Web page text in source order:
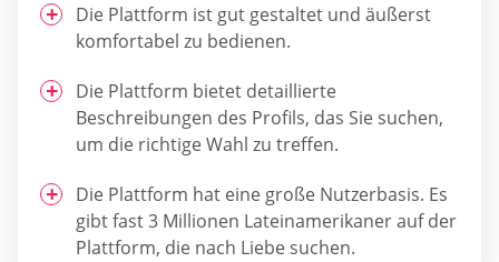
Die Plattform ist gut gestaltet und äußerst
komfortabel zu bedienen.
Die Plattform bietet detaillierte
Beschreibungen des Profils, das Sie suchen,
um die richtige Wahl zu treffen.
Die Plattform hat eine große Nutzerbasis. Es
gibt fast 3 Millionen Lateinamerikaner auf der
Plattform, die nach Liebe suchen.